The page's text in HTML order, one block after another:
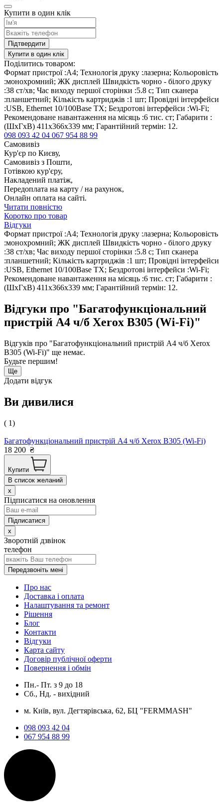
Купити в один клік
Підтвердити
Купити в один клік
Поділитись товаром:
Формат пристрої :A4; Технологія друку :лазерна; Кольоровість
:монохромний; ЖК дисплей Швидкість чорно - білого друку
:38 ст/хв; Час виходу першої сторінки :5.8 с; Тип сканера
:планшетний; Кількість картриджів :1 шт; Провідні інтерфейси
:USB, Ethernet 10/100Base TX; Бездротові інтерфейси :Wi-Fi;
Рекомендоване навантаження на місяць :6 тис. ст; Габарити :
(ШхГхВ) 411х366х339 мм; Гарантійний термін: 12.
098 093 42 04 067 954 88 99
Самовивіз
Кур'єр по Києву,
Самовивіз з Пошти,
Готівкою кур'єру,
Накладений платіж,
Передоплата на карту / на рахунок,
Онлайн оплата на сайті.
Читати повністю
Коротко про товар
Відгуки
Формат пристрої :A4; Технологія друку :лазерна; Кольоровість
:монохромний; ЖК дисплей Швидкість чорно - білого друку
:38 ст/хв; Час виходу першої сторінки :5.8 с; Тип сканера
:планшетний; Кількість картриджів :1 шт; Провідні інтерфейси
:USB, Ethernet 10/100Base TX; Бездротові інтерфейси :Wi-Fi;
Рекомендоване навантаження на місяць :6 тис. ст; Габарити :
(ШхГхВ) 411х366х339 мм; Гарантійний термін: 12.
Відгуки про "Багатофункціональний
пристрій А4 ч/б Xerox B305 (Wi-Fi)"
Відгуків про "Багатофункціональний пристрій А4 ч/б Xerox
B305 (Wi-Fi)" ще немає.
Будьте першим!
Ще
Додати відгук
Ви дивилися
( 1)
Багатофункціональний пристрій А4 ч/б Xerox B305 (Wi-Fi)
18 200 ₴
Купити
В список желаний
x
Підписатися на оновлення
x
Зворотній дзвінок
телефон
Передзвоніть мені
Про нас
Доставка і оплата
Налаштування та ремонт
Рішення
Блог
Контакти
Відгуки
Карта сайту
Договір публічної оферти
Повернення і обмін
Пн.- Пт. з 9 до 18
Сб., Нд. - вихідний
м. Київ, вул. Дегтярівська, 62, БЦ "FERMMASH"
098 093 42 04
067 954 88 99